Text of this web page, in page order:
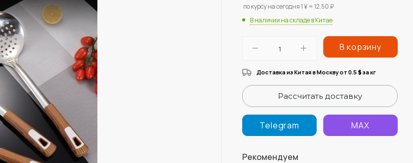
по курсу на сегодня 1 ¥ = 12.50 ₽
В наличии на складе в Китае
В корзину
Доставка из Китая в Москву от 0.5 $за кг
Рассчитать доставку
Telegram MAX
Рекомендуем